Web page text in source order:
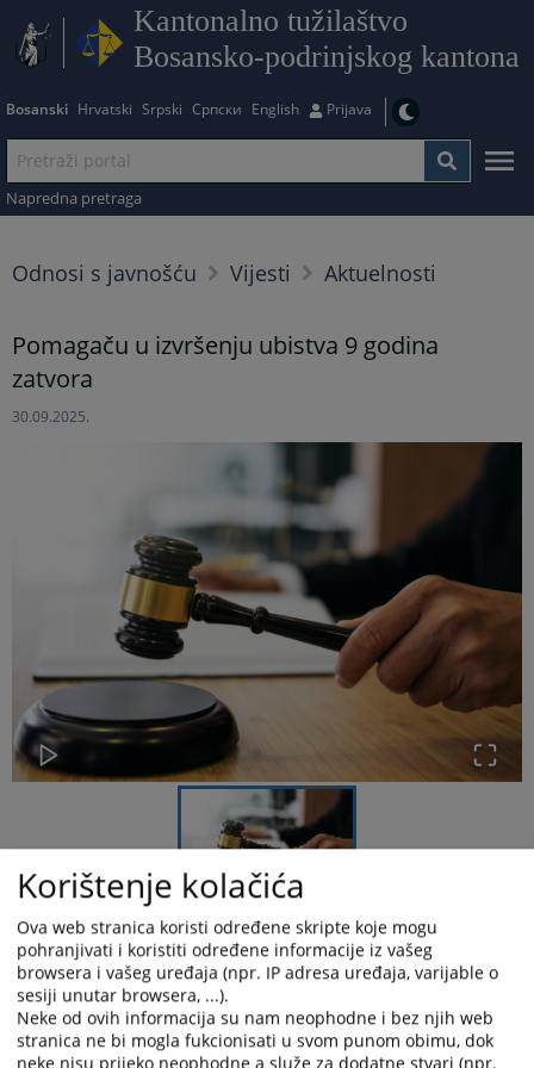
Kantonalno tužilaštvo
Bosansko-podrinjskog kantona
Bosanski Hrvatski Srpski Српски English Prijava
Napredna pretraga
Odnosi s javnošću Vijesti Aktuelnosti
Pomagaču u izvršenju ubistva 9 godina
zatvora
30.09.2025.
Kantonalni sud u Zenici je donio prvostepenu presudu kojom je optuženi
Aldin Ligata,zbog krivičnog djela ubistvaiz člana 166. stav 2. tačka d) u
vezi sa članom 33. KZ FBiH,
(devet) godina.
Podsjećamo Tužilaštvo BPK-a je podiglo optužnicu zbog postojanja
Korištenje kolačića
Ova web stranica koristi određene skripte koje mogu
pohranjivati i koristiti određene informacije iz vašeg
browsera i vašeg uređaja (npr. IP adresa uređaja, varijable o
sesiji unutar browsera, ...).
Neke od ovih informacija su nam neophodne i bez njih web
stranica ne bi mogla fukcionisati u svom punom obimu, dok
neke nisu prijeko neophodne a služe za dodatne stvari (npr.